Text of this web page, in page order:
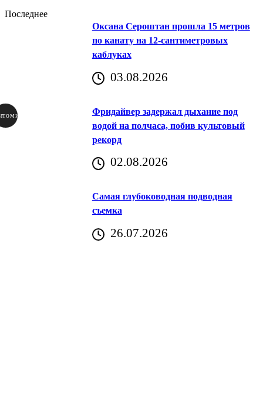
Последнее
Оксана Сероштан прошла 15 метров
по канату на 12-сантиметровых
каблуках
03.08.2026
Фридайвер задержал дыхание под
водой на полчаса, побив культовый
рекорд
02.08.2026
Самая глубоководная подводная
съемка
26.07.2026